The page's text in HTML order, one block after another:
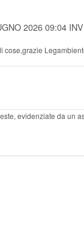
2026 09:04
cose,grazie
evidenziate da un